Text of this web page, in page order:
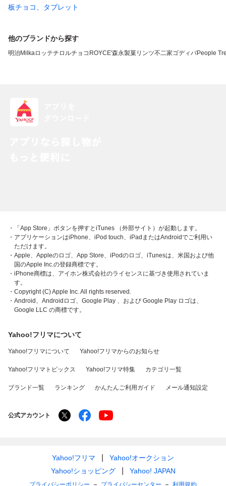
板チョコ、タブレット
他のブランドから探す
明治Milkaロッテチロルチョコ ROYCE'森永製菓リンツ不二家ゴディバPeople
・「App Store」ボタンを押すとiTunes （外部サイト）が起動します。
・アプリケーションはiPhone、iPod touch、iPadまたはAndroidでご利用い
ただけます。
・Apple、Appleのロゴ、App Store、iPodのロゴ、iTunesは、米国および他
国のApple Inc.の登録商標です。
・iPhone商標は、アイホン株式会社のライセンスに基づき使用されていま
す。
・Copyright (C) Apple Inc. All rights reserved.
・Android、Androidロゴ、Google Play 、および Google Play ロゴは、
Google LLC の商標です。
Yahoo!フリマについて
Yahoo!フリマについて Yahoo!フリマからのお知らせ
Yahoo!フリマトピックス Yahoo!フリマ特集 カテゴリ一覧
ブランド一覧 ランキング かんたんご利用ガイド メール通知設定
公式アカウント
Yahoo!フリマ
Yahoo!オークション
Yahoo!ショッピング
Yahoo! JAPAN